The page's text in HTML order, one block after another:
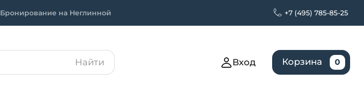
Бронирование на Неглинной +7 (495) 785-85-25
Найти Вход Корзина 0